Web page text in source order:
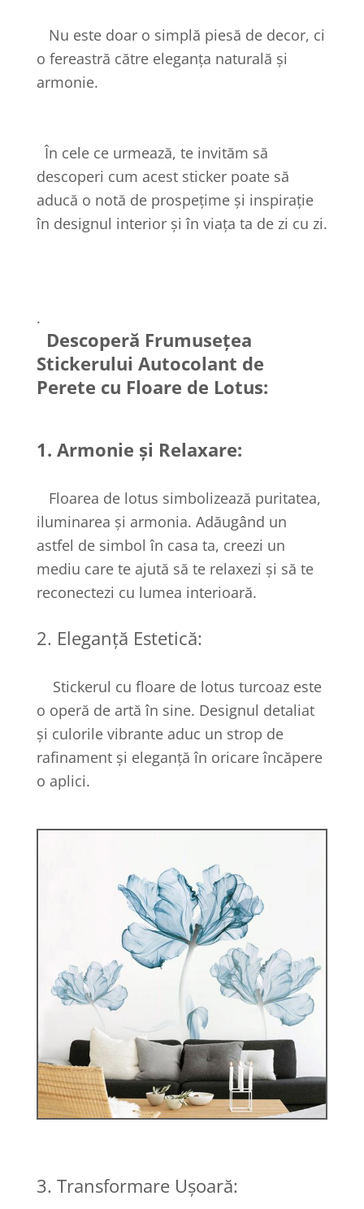
Nu este doar o simplă piesă de decor, ci
o fereastră către eleganța naturală și
armonie.
În cele ce urmează, te invităm să
descoperi cum acest sticker poate să
aducă o notă de prospețime și inspirație
în designul interior și în viața ta de zi cu zi.
.
Descoperă Frumusețea
Stickerului Autocolant de
Perete cu Floare de Lotus:
1. Armonie și Relaxare:
Floarea de lotus simbolizează puritatea,
iluminarea și armonia. Adăugând un
astfel de simbol în casa ta, creezi un
mediu care te ajută să te relaxezi și să te
reconectezi cu lumea interioară.
2. Eleganță Estetică:
Stickerul cu floare de lotus turcoaz este
o operă de artă în sine. Designul detaliat
și culorile vibrante aduc un strop de
rafinament și eleganță în oricare încăpere
o aplici.
3. Transformare Ușoară: